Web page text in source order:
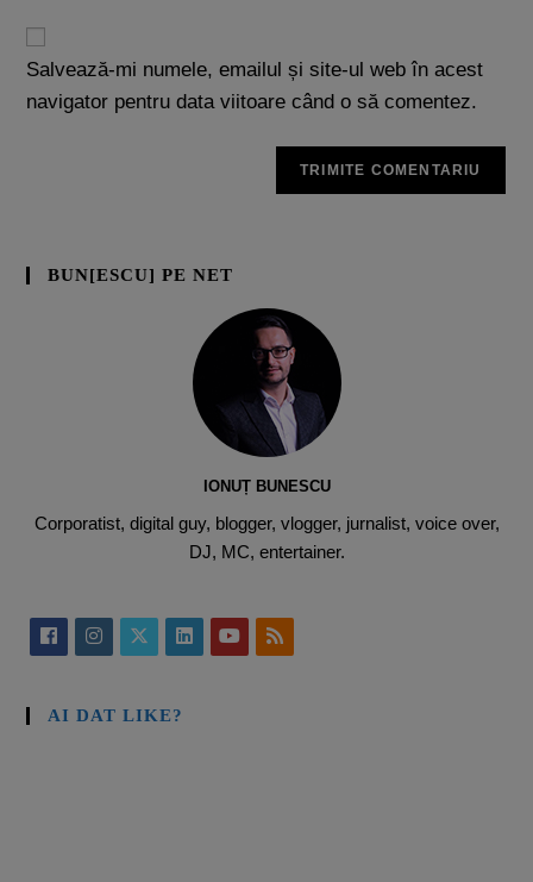
Salvează-mi numele, emailul și site-ul web în acest
navigator pentru data viitoare când o să comentez.
BUN[ESCU] PE NET
IONUȚ BUNESCU
Corporatist, digital guy, blogger, vlogger, jurnalist, voice over,
DJ, MC, entertainer.
AI DAT LIKE?